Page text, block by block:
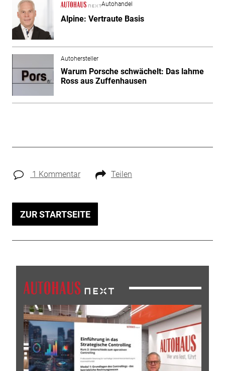
Autohandel
Alpine: Vertraute Basis
Autohersteller
Warum Porsche schwächelt: Das lahme
Ross aus Zuffenhausen
1 Kommentar Teilen
ZUR STARTSEITE